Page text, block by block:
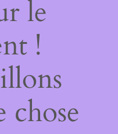
le
!
chose